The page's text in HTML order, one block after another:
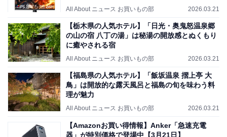
All About ニュース お買いもの部 2026.03.21
【栃木県の人気ホテル】「日光・奥鬼怒温泉郷
の山の宿 八丁の湯」は秘湯の開放感とぬくもり
に癒やされる宿
All About ニュース お買いもの部 2026.03.21
【福島県の人気ホテル】「飯坂温泉 摺上亭 大
鳥」は開放的な露天風呂と福島の旬を味わう料
理が魅力
All About ニュース お買いもの部 2026.03.21
【Amazonお買い得情報】Anker「急速充電
器」が特別価格で登場中【3月21日】